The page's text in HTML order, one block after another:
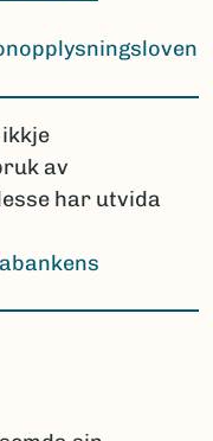
av
har utvida